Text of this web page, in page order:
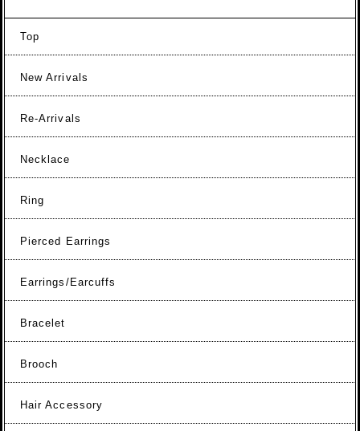
Top
New Arrivals
Re-Arrivals
Necklace
Ring
Pierced Earrings
Earrings/Earcuffs
Bracelet
Brooch
Hair Accessory